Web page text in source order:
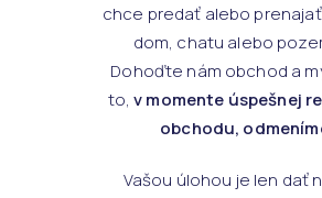
chce predať alebo
dom, chatu alebo
Dohoďte nám obchod a
to,v momente úspešnej
obchodu,
Vašou úlohou je len dať